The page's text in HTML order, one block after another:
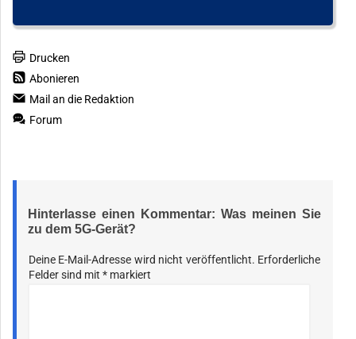
Drucken
Abonieren
Mail an die Redaktion
Forum
Hinterlasse einen Kommentar: Was meinen Sie
zu dem 5G-Gerät?
Deine E-Mail-Adresse wird nicht veröffentlicht. Erforderliche
Felder sind mit * markiert